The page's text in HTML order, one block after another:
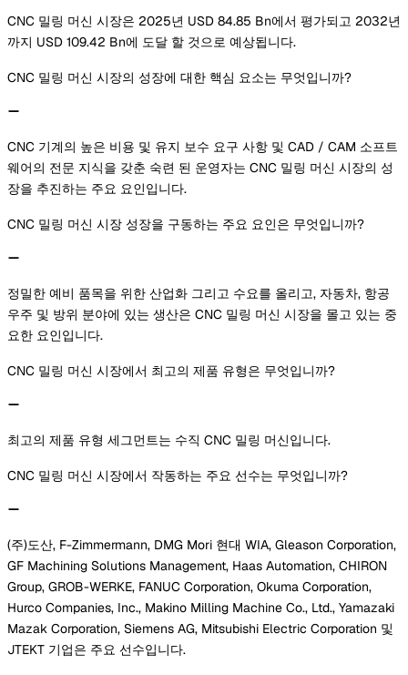
CNC 밀링 머신 시장은 2025년 USD 84.85 Bn에서 평가되고 2032년
까지 USD 109.42 Bn에 도달 할 것으로 예상됩니다.
CNC 밀링 머신 시장의 성장에 대한 핵심 요소는 무엇입니까?
CNC 기계의 높은 비용 및 유지 보수 요구 사항 및 CAD / CAM 소프트
웨어의 전문 지식을 갖춘 숙련 된 운영자는 CNC 밀링 머신 시장의 성
장을 추진하는 주요 요인입니다.
CNC 밀링 머신 시장 성장을 구동하는 주요 요인은 무엇입니까?
정밀한 예비 품목을 위한 산업화 그리고 수요를 올리고, 자동차, 항공
우주 및 방위 분야에 있는 생산은 CNC 밀링 머신 시장을 몰고 있는 중
요한 요인입니다.
CNC 밀링 머신 시장에서 최고의 제품 유형은 무엇입니까?
최고의 제품 유형 세그먼트는 수직 CNC 밀링 머신입니다.
CNC 밀링 머신 시장에서 작동하는 주요 선수는 무엇입니까?
(주)도산, F-Zimmermann, DMG Mori 현대 WIA, Gleason Corporation,
GF Machining Solutions Management, Haas Automation, CHIRON
Group, GROB-WERKE, FANUC Corporation, Okuma Corporation,
Hurco Companies, Inc., Makino Milling Machine Co., Ltd., Yamazaki
Mazak Corporation, Siemens AG, Mitsubishi Electric Corporation 및
JTEKT 기업은 주요 선수입니다.